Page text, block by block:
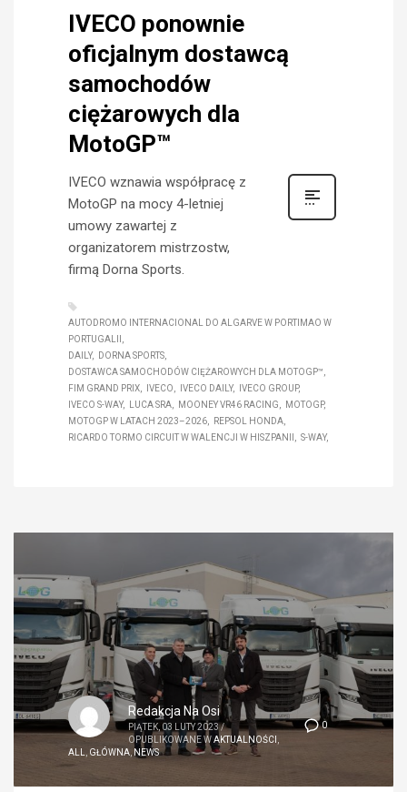
IVECO ponownie
oficjalnym dostawcą
samochodów
ciężarowych dla
MotoGP™
IVECO wznawia współpracę z
MotoGP na mocy 4-letniej
umowy zawartej z
organizatorem mistrzostw,
firmą Dorna Sports.
AUTODROMO INTERNACIONAL DO ALGARVE W PORTIMAO W
PORTUGALII
DAILY
DORNA SPORTS
DOSTAWCA SAMOCHODÓW CIĘŻAROWYCH DLA MOTOGP™
FIM GRAND PRIX
IVECO IVECO DAILY
IVECO GROUP
IVECO S-WAY
LUCA SRA MOONEY VR46 RACING
MOTOGP
MOTOGP W LATACH 2023–2026
REPSOL HONDA
RICARDO TORMO CIRCUIT W WALENCJI W HISZPANII
S-WAY
0
Redakcja Na Osi
PIĄTEK, 03 LUTY 2023 /
OPUBLIKOWANE WAKTUALNOŚCI ,
ALL, GŁÓWNA, NEWS